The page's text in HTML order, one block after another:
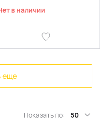
в наличии
еще
Показать по: 50